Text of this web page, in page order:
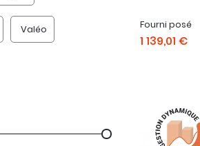
Valéo Fourni posé
1 139,01 €